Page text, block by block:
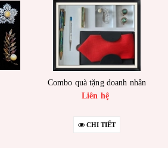
Combo quà tặng doanh nhân
Liên hệ
CHI TIẾT